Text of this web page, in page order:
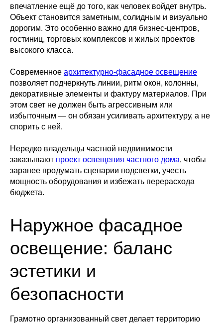
впечатление ещё до того, как человек войдет внутрь.
Объект становится заметным, солидным и визуально
дорогим. Это особенно важно для бизнес-центров,
гостиниц, торговых комплексов и жилых проектов
высокого класса.
Современное архитектурно-фасадное освещение
позволяет подчеркнуть линии, ритм окон, колонны,
декоративные элементы и фактуру материалов. При
этом свет не должен быть агрессивным или
избыточным — он обязан усиливать архитектуру, а не
спорить с ней.
Нередко владельцы частной недвижимости
заказывают проект освещения частного дома, чтобы
заранее продумать сценарии подсветки, учесть
мощность оборудования и избежать перерасхода
бюджета.
Наружное фасадное
освещение: баланс
эстетики и
безопасности
Грамотно организованный свет делает территорию